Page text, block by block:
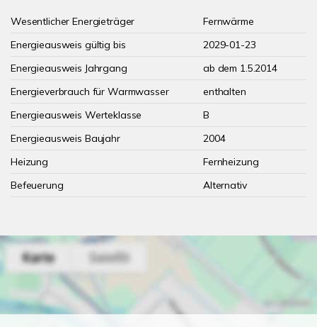
Wesentlicher Energieträger
Fernwärme
Energieausweis gültig bis
2029-01-23
Energieausweis Jahrgang
ab dem 1.5.2014
Energieverbrauch für Warmwasser
enthalten
Energieausweis Werteklasse
B
Energieausweis Baujahr
2004
Heizung
Fernheizung
Befeuerung
Alternativ